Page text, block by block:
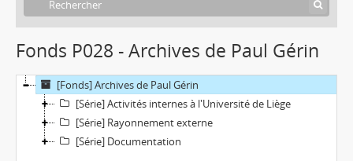
Fonds P028 - Archives de Paul Gérin
[Fonds] Archives de Paul Gérin
[Série] Activités internes à l'Université de Liège
[Série] Rayonnement externe
[Série] Documentation